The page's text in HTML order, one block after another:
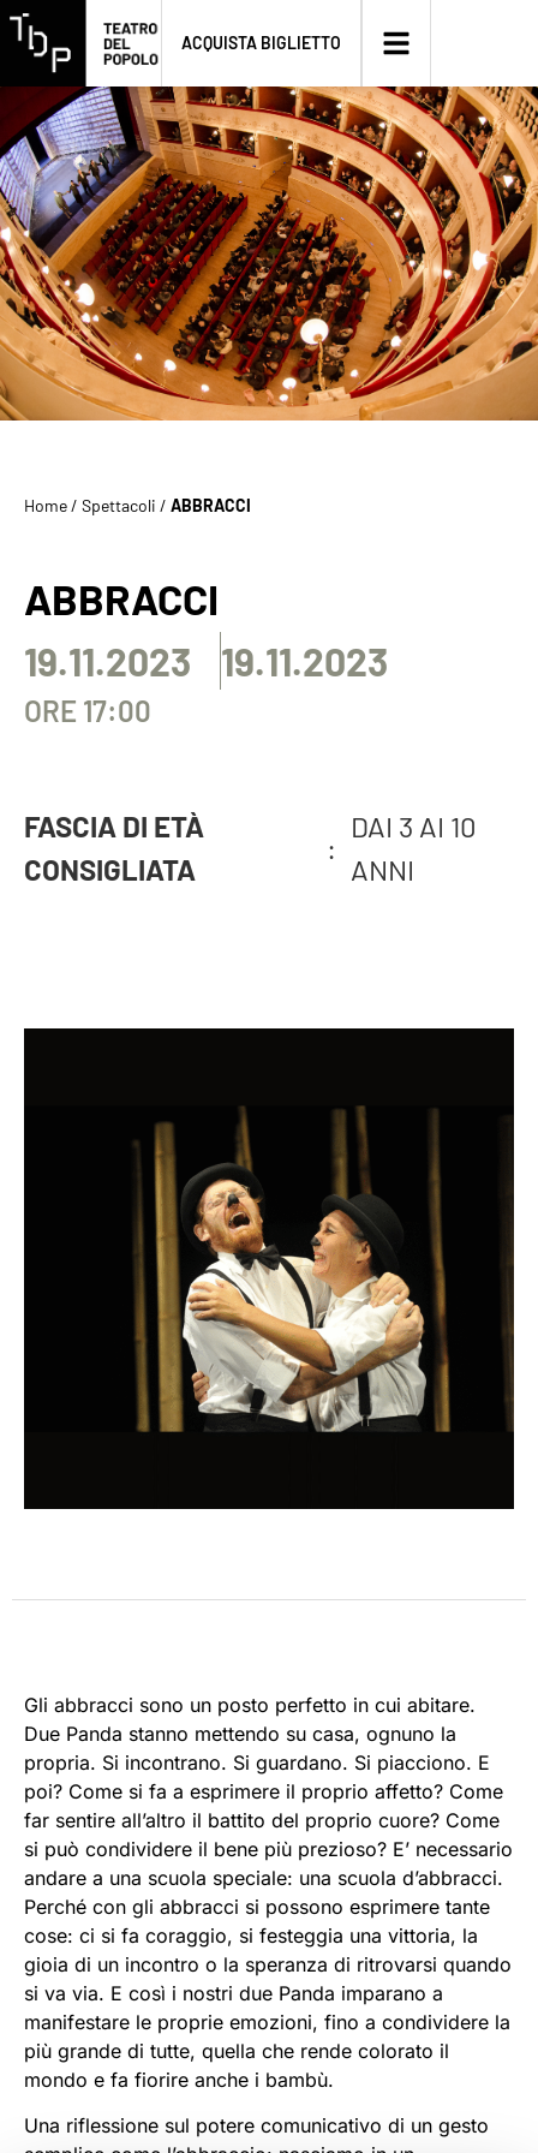
ACQUISTA BIGLIETTO
Home/ Spettacoli / ABBRACCI
ABBRACCI
19.11.2023 19.11.2023
ORE 17:00
FASCIA DI ETÀ
CONSIGLIATA
:
DAI 3 AI 10
ANNI
Gli abbracci sono un posto perfetto in cui abitare.
Due Panda stanno mettendo su casa, ognuno la
propria. Si incontrano. Si guardano. Si piacciono. E
poi? Come si fa a esprimere il proprio affetto? Come
far sentire all’altro il battito del proprio cuore? Come
si può condividere il bene più prezioso? E’ necessario
andare a una scuola speciale: una scuola d’abbracci.
Perché con gli abbracci si possono esprimere tante
cose: ci si fa coraggio, si festeggia una vittoria, la
gioia di un incontro o la speranza di ritrovarsi quando
si va via. E così i nostri due Panda imparano a
manifestare le proprie emozioni, fino a condividere la
più grande di tutte, quella che rende colorato il
mondo e fa fiorire anche i bambù.
Una riflessione sul potere comunicativo di un gesto